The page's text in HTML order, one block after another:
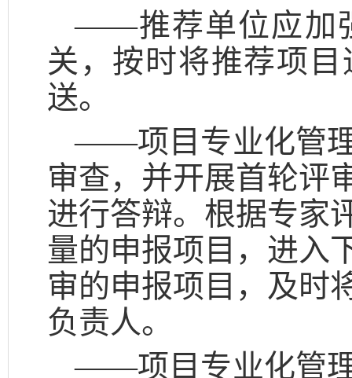
——推荐单位应加
关，按时将推荐项
送。
——项目专业化管
审查，并开展首轮评
进行答辩。根据专家
量的申报项目，进入
审的申报项目，及时
负责人。
——项目专业化管